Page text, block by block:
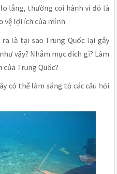
lắng, thường coi hành vi đó là
vệ lợi ích của mình.
là tại sao Trung Quốc lại gây
vậy? Nhằm mục đích gì? Làm
Trung Quốc?
có thể làm sáng tỏ các câu hỏi